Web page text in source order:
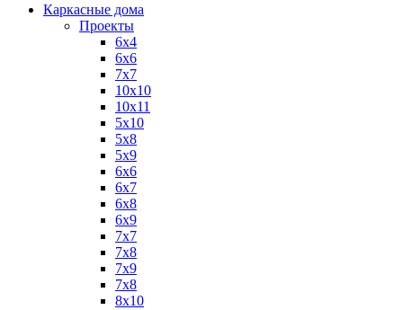
Каркасные дома
Проекты
6х4
6х6
7х7
10х10
10х11
5х10
5х8
5х9
6x6
6x7
6x8
6x9
7x7
7x8
7x9
7х8
8x10